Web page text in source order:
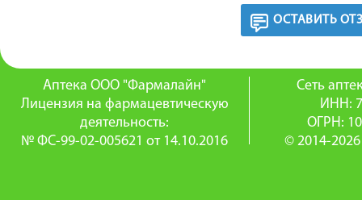
ОСТАВИТЬ
Аптека ООО "Фармалайн"
Лицензия на фармацевтическую
деятельность:
№ ФС-99-02-005621 от 14.10.2016
Сеть
ИНН:
ОГРН:
© 2014-